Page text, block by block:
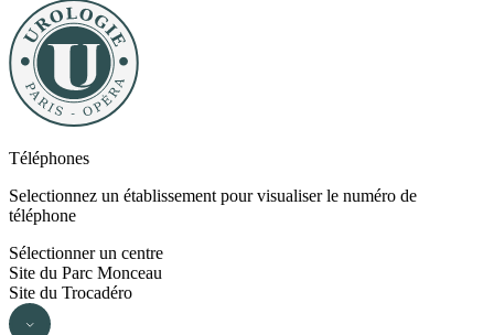
Téléphones
Selectionnez un établissement pour visualiser le numéro de
téléphone
Sélectionner un centre
Site du Parc Monceau
Site du Trocadéro